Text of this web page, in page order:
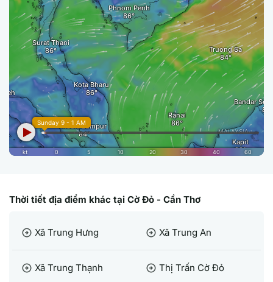
Thời tiết địa điểm khác tại Cờ Đỏ - Cần Thơ
arrow_circle_right Xã Trung Hưng arrow_circle_right Xã Trung An
arrow_circle_right Xã Trung Thạnh arrow_circle_right Thị Trấn Cờ Đỏ